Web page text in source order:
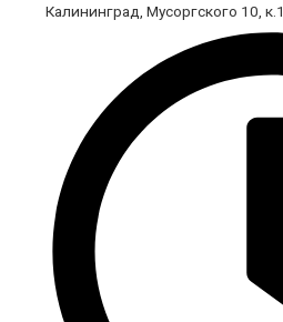
Калининград, Мусоргского 10, к.1